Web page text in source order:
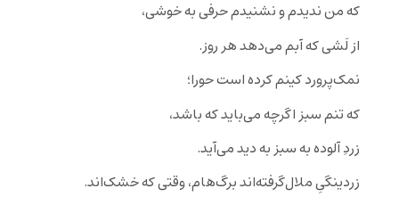
که من ندیدم و نشنیدم حرفی به خوشی،
از لَشی که آبم می‌دهد هر روز.
نمک‌پرورد کینم کرده است حورا؛
که تنم سبز اگرچه می‌باید که باشد،
زردِ آلوده به سبز به دید می‌آید.
زردینگیِ ملال‌گرفته‌اند برگ‌هام، وقتی که خشک‌اند.